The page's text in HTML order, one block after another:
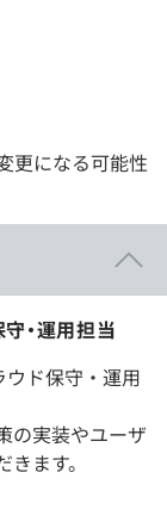
更になる可能性
・運用担当
ド保守・運用
の実装やユーザ
ます。